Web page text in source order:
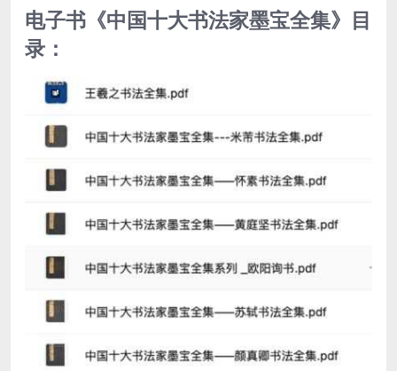
电子书《中国十大书法家墨宝全集》目
录：